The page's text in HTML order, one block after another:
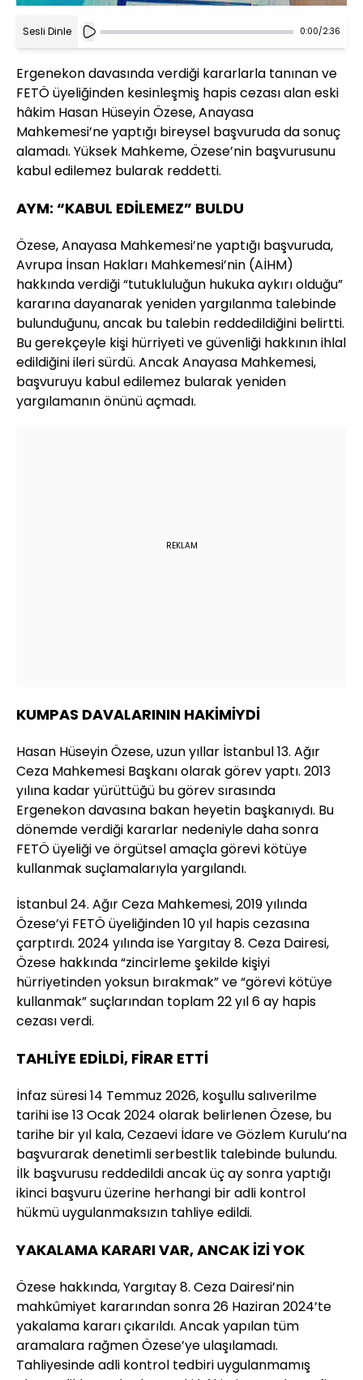
Sesli Dinle 0:00/2:36
Ergenekon davasında verdiği kararlarla tanınan ve
FETÖ üyeliğinden kesinleşmiş hapis cezası alan eski
hâkim Hasan Hüseyin Özese, Anayasa
Mahkemesi’ne yaptığı bireysel başvuruda da sonuç
alamadı. Yüksek Mahkeme, Özese’nin başvurusunu
kabul edilemez bularak reddetti.
AYM: “KABUL EDİLEMEZ” BULDU
Özese, Anayasa Mahkemesi’ne yaptığı başvuruda,
Avrupa İnsan Hakları Mahkemesi’nin (AİHM)
hakkında verdiği “tutukluluğun hukuka aykırı olduğu”
kararına dayanarak yeniden yargılanma talebinde
bulunduğunu, ancak bu talebin reddedildiğini belirtti.
Bu gerekçeyle kişi hürriyeti ve güvenliği hakkının ihlal
edildiğini ileri sürdü. Ancak Anayasa Mahkemesi,
başvuruyu kabul edilemez bularak yeniden
yargılamanın önünü açmadı.
REKLAM
KUMPAS DAVALARININ HAKİMİYDİ
Hasan Hüseyin Özese, uzun yıllar İstanbul 13. Ağır
Ceza Mahkemesi Başkanı olarak görev yaptı. 2013
yılına kadar yürüttüğü bu görev sırasında
Ergenekon davasına bakan heyetin başkanıydı. Bu
dönemde verdiği kararlar nedeniyle daha sonra
FETÖ üyeliği ve örgütsel amaçla görevi kötüye
kullanmak suçlamalarıyla yargılandı.
İstanbul 24. Ağır Ceza Mahkemesi, 2019 yılında
Özese’yi FETÖ üyeliğinden 10 yıl hapis cezasına
çarptırdı. 2024 yılında ise Yargıtay 8. Ceza Dairesi,
Özese hakkında “zincirleme şekilde kişiyi
hürriyetinden yoksun bırakmak” ve “görevi kötüye
kullanmak” suçlarından toplam 22 yıl 6 ay hapis
cezası verdi.
TAHLİYE EDİLDİ, FİRAR ETTİ
İnfaz süresi 14 Temmuz 2026, koşullu salıverilme
tarihi ise 13 Ocak 2024 olarak belirlenen Özese, bu
tarihe bir yıl kala, Cezaevi İdare ve Gözlem Kurulu’na
başvurarak denetimli serbestlik talebinde bulundu.
İlk başvurusu reddedildi ancak üç ay sonra yaptığı
ikinci başvuru üzerine herhangi bir adli kontrol
hükmü uygulanmaksızın tahliye edildi.
YAKALAMA KARARI VAR, ANCAK İZİ YOK
Özese hakkında, Yargıtay 8. Ceza Dairesi’nin
mahkûmiyet kararından sonra 26 Haziran 2024’te
yakalama kararı çıkarıldı. Ancak yapılan tüm
aramalara rağmen Özese’ye ulaşılamadı.
Tahliyesinde adli kontrol tedbiri uygulanmamış